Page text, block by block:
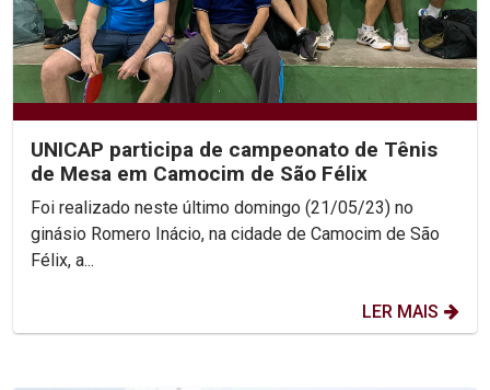
UNICAP participa de campeonato de Tênis
de Mesa em Camocim de São Félix
Foi realizado neste último domingo (21/05/23) no
ginásio Romero Inácio, na cidade de Camocim de São
Félix, a...
LER MAIS